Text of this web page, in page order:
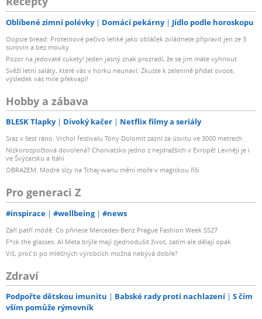
Oblíbené zimní polévky Domácí pekárny Jídlo podle horoskopu
Oopsie bread: Proteinové pečivo lehké jako obláček zvládnete připravit jen ze 3
surovin a bez mouky
Pozor na jedovaté cukety! Jeden jasný znak prozradí, že se jim máte vyhnout
Svěží letní saláty, které vás v horku neunaví: Zkuste k zelenině přidat ovoce,
výsledek vás mile překvapí!
Hobby a zábava
BLESK Tlapky Divoký kačer Netflix filmy a seriály
Sraz v šest ráno. Vrchol festivalu Tóny Dolomit zazní za úsvitu ve 3000 metrech
Nízkorozpočtová dovolená? Chorvatsko jedno z nejdražších v Evropě! Levněji je i
ve Švýcarsku a Itálii
OBRAZEM: Modré slzy na Tchaj-wanu mění moře v magickou říši
Pro generaci Z
#inspirace #wellbeing #news
Září patří módě: Co přinese Mercedes-Benz Prague Fashion Week SS27
F*ck the glasses: AI Meta brýle mají zjednodušit život, zatím ale dělají opak
Víš, proč ti po mléčných výrobcích možná nebývá dobře?
Zdraví
Podpořte dětskou imunitu Babské rady proti nachlazení
S čím
vším pomůže rýmovník